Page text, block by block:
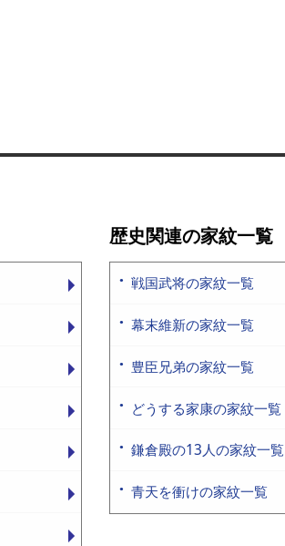
歴史関連の家紋一覧
戦国武将の家紋一覧
幕末維新の家紋一覧
豊臣兄弟の家紋一覧
どうする家康の家紋一覧
鎌倉殿の13人の家紋一覧
青天を衝けの家紋一覧